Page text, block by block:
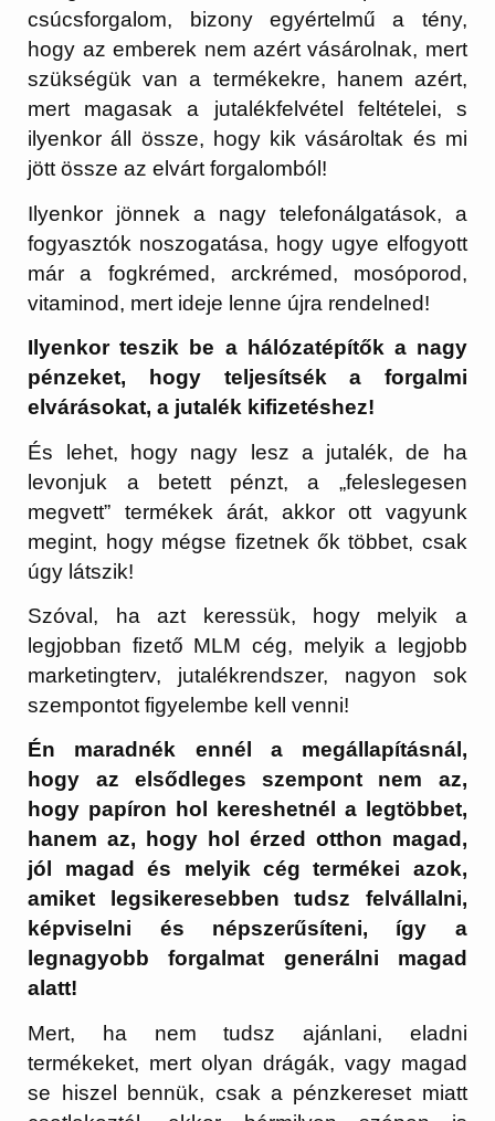
csúcsforgalom, bizony egyértelmű a tény,
hogy az emberek nem azért vásárolnak, mert
szükségük van a termékekre, hanem azért,
mert magasak a jutalékfelvétel feltételei, s
ilyenkor áll össze, hogy kik vásároltak és mi
jött össze az elvárt forgalomból!
Ilyenkor jönnek a nagy telefonálgatások, a
fogyasztók noszogatása, hogy ugye elfogyott
már a fogkrémed, arckrémed, mosóporod,
vitaminod, mert ideje lenne újra rendelned!
Ilyenkor teszik be a hálózatépítők a nagy
pénzeket, hogy teljesítsék a forgalmi
elvárásokat, a jutalék kifizetéshez!
És lehet, hogy nagy lesz a jutalék, de ha
levonjuk a betett pénzt, a „feleslegesen
megvett” termékek árát, akkor ott vagyunk
megint, hogy mégse fizetnek ők többet, csak
úgy látszik!
Szóval, ha azt keressük, hogy melyik a
legjobban fizető MLM cég, melyik a legjobb
marketingterv, jutalékrendszer, nagyon sok
szempontot figyelembe kell venni!
Én maradnék ennél a megállapításnál,
hogy az elsődleges szempont nem az,
hogy papíron hol kereshetnél a legtöbbet,
hanem az, hogy hol érzed otthon magad,
jól magad és melyik cég termékei azok,
amiket legsikeresebben tudsz felvállalni,
képviselni és népszerűsíteni, így a
legnagyobb forgalmat generálni magad
alatt!
Mert, ha nem tudsz ajánlani, eladni
termékeket, mert olyan drágák, vagy magad
se hiszel bennük, csak a pénzkereset miatt